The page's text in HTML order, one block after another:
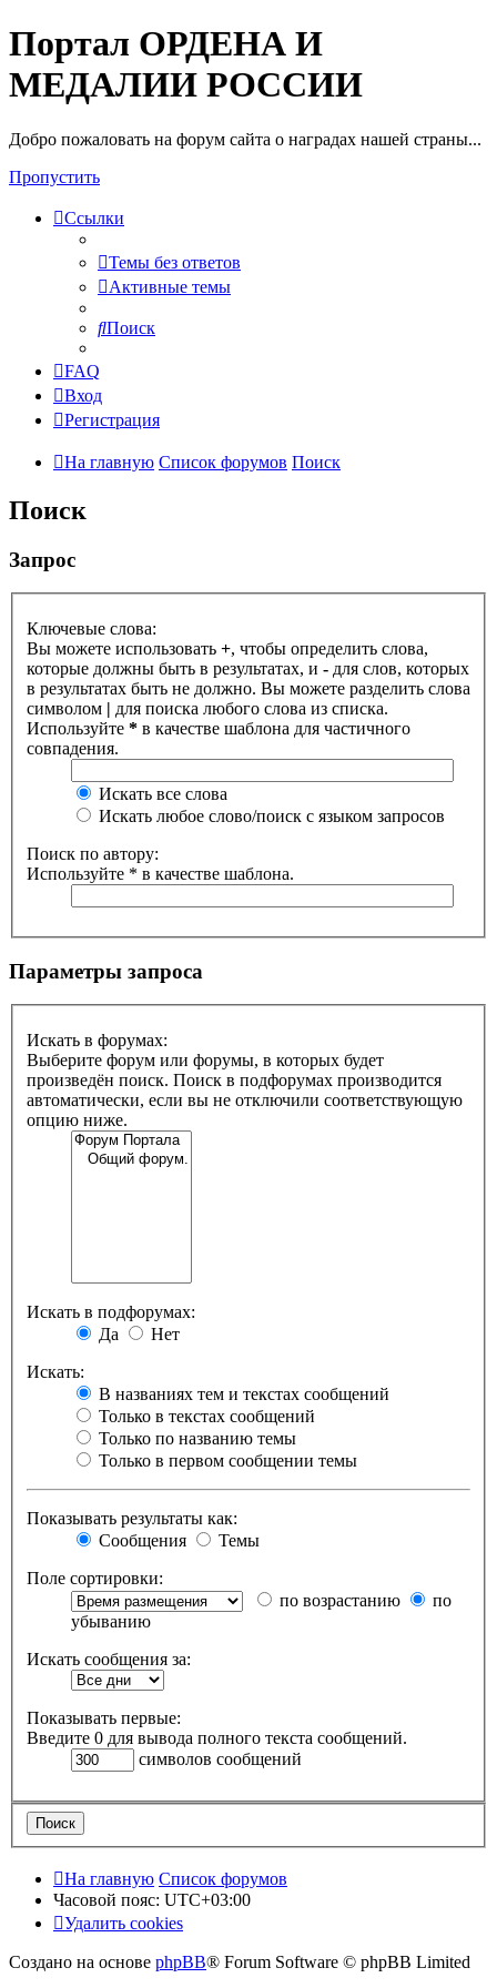
Портал ОРДЕНА И
МЕДАЛИИ РОССИИ
Добро пожаловать на форум сайта о наградах нашей страны...
Пропустить
Ссылки
Темы без ответов
Активные темы
Поиск
FAQ
Вход
Регистрация
На главную Список форумов Поиск
Поиск
Запрос
Ключевые слова:
Вы можете использовать +, чтобы определить слова,
которые должны быть в результатах, и - для слов, которых
в результатах быть не должно. Вы можете разделить слова
символом | для поиска любого слова из списка.
Используйте * в качестве шаблона для частичного
совпадения.
Искать все слова
Искать любое слово/поиск с языком запросов
Поиск по автору:
Используйте * в качестве шаблона.
Параметры запроса
Искать в форумах:
Выберите форум или форумы, в которых будет
произведён поиск. Поиск в подфорумах производится
автоматически, если вы не отключили соответствующую
опцию ниже.
Искать в подфорумах:
Да
Нет
Искать:
В названиях тем и текстах сообщений
Только в текстах сообщений
Только по названию темы
Только в первом сообщении темы
Показывать результаты как:
Сообщения
Темы
Поле сортировки:
по возрастанию
по
убыванию
Искать сообщения за:
Показывать первые:
Введите 0 для вывода полного текста сообщений.
символов сообщений
На главную Список форумов
Часовой пояс: UTC+03:00
Удалить cookies
Создано на основе phpBB® Forum Software © phpBB Limited